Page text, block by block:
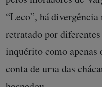
“Leco”, há
retratado por
inquérito como apenas
conta de uma das